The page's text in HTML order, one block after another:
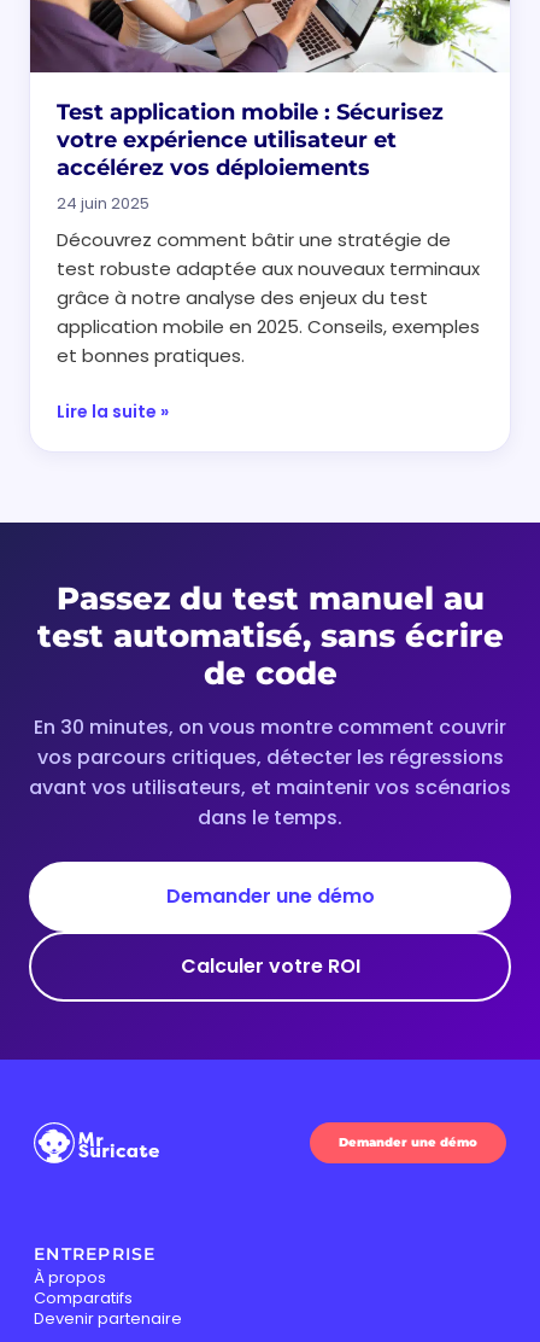
Test application mobile : Sécurisez
votre expérience utilisateur et
accélérez vos déploiements
24 juin 2025
Découvrez comment bâtir une stratégie de
test robuste adaptée aux nouveaux terminaux
grâce à notre analyse des enjeux du test
application mobile en 2025. Conseils, exemples
et bonnes pratiques.
Lire la suite »
Passez du test manuel au
test automatisé, sans écrire
de code
En 30 minutes, on vous montre comment couvrir
vos parcours critiques, détecter les régressions
avant vos utilisateurs, et maintenir vos scénarios
dans le temps.
Demander une démo
Calculer votre ROI
Demander une démo
ENTREPRISE
À propos
Comparatifs
Devenir partenaire